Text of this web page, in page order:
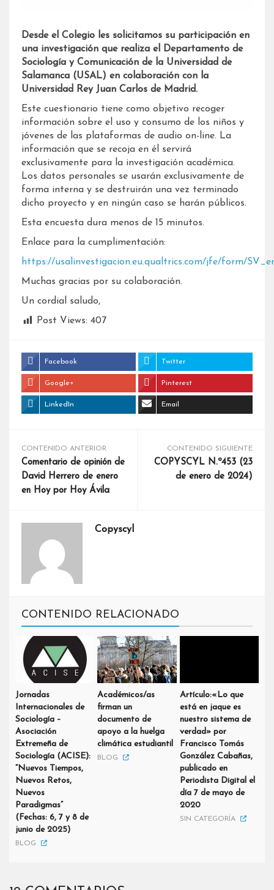
Desde el Colegio les solicitamos su participación en
una investigación que realiza el Departamento de
Sociología y Comunicación de la Universidad de
Salamanca (USAL) en colaboración con la
Universidad Rey Juan Carlos de Madrid.
Este cuestionario tiene como objetivo recoger
información sobre el uso y consumo de los niños y
jóvenes de las plataformas de audio on-line. La
información que se recoja en él servirá
exclusivamente para la investigación académica.
Los datos personales se usarán exclusivamente de
forma interna y se destruirán una vez terminado
dicho proyecto y en ningún caso se harán públicos.
Esta encuesta dura menos de 15 minutos.
Enlace para la cumplimentación:
https://usalinvestigacion.eu.qualtrics.com/jfe/form/
Muchas gracias por su colaboración.
Un cordial saludo,
Post Views: 407
Facebook Twitter
Google+ Pinterest
LinkedIn Email
CONTENIDO ANTERIOR
Comentario de opinión de
David Herrero de enero
en Hoy por Hoy Ávila
CONTENIDO SIGUIENTE
COPYSCYL N.º453 (23
de enero de 2024)
Copyscyl
CONTENIDO RELACIONADO
Jornadas
Internacionales de
Sociología –
Asociación
Extremeña de
Sociología (ACISE):
“Nuevos Tiempos,
Nuevos Retos,
Nuevos
Paradigmas”
(Fechas: 6, 7 y 8 de
junio de 2025)
BLOG
Académicos/as
firman un
documento de
apoyo a la huelga
climática estudiantil
BLOG
Artículo:«Lo que
está en jaque es
nuestro sistema de
verdad» por
Francisco Tomás
González Cabañas,
publicado en
Periodista Digital el
día 7 de mayo de
2020
SIN CATEGORÍA